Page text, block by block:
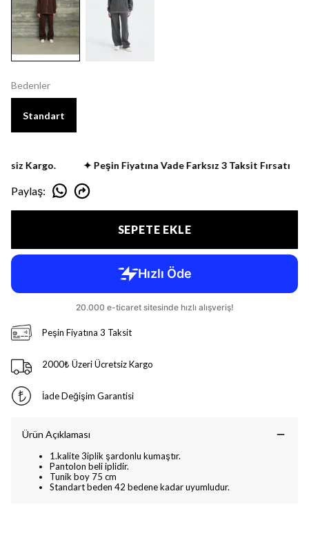
Bedenler
Standart
Kargo. ✦ Peşin Fiyatına Vade Farksız 3 Taksit Fırsatı
Paylaş:
SEPETE EKLE
Peşin Fiyatına 3 Taksit
2000₺ Üzeri Ücretsiz Kargo
İade Değişim Garantisi
Ürün Açıklaması
1.kalite 3iplik şardonlu kumaştır.
Pantolon beli iplidir.
Tunik boy 75 cm
Standart beden 42 bedene kadar uyumludur.